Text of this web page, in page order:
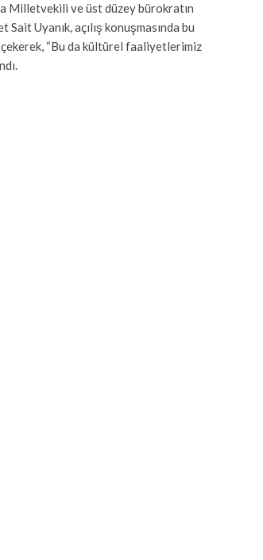
Milletvekili ve üst düzey bürokratın
Uyanık, açılış konuşmasında bu
“Bu da kültürel faaliyetlerimiz